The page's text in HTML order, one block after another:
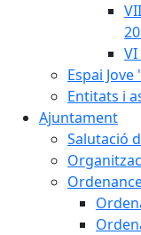
Espai Jove
Entitats i
Ajuntament
Salutació